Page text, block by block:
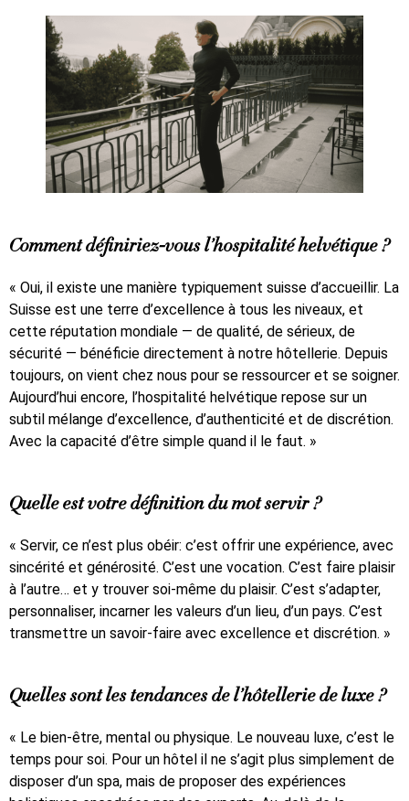
Comment définiriez-vous l’hospitalité helvétique ?
« Oui, il existe une manière typiquement suisse d’accueillir. La
Suisse est une terre d’excellence à tous les niveaux, et
cette réputation mondiale — de qualité, de sérieux, de
sécurité — bénéficie directement à notre hôtellerie. Depuis
toujours, on vient chez nous pour se ressourcer et se soigner.
Aujourd’hui encore, l’hospitalité helvétique repose sur un
subtil mélange d’excellence, d’authenticité et de discrétion.
Avec la capacité d’être simple quand il le faut. »
Quelle est votre définition du mot servir ?
« Servir, ce n’est plus obéir: c’est offrir une expérience, avec
sincérité et générosité. C’est une vocation. C’est faire plaisir
à l’autre… et y trouver soi-même du plaisir. C’est s’adapter,
personnaliser, incarner les valeurs d’un lieu, d’un pays. C’est
transmettre un savoir-faire avec excellence et discrétion. »
Quelles sont les tendances de l’hôtellerie de luxe ?
« Le bien-être, mental ou physique. Le nouveau luxe, c’est le
temps pour soi. Pour un hôtel il ne s’agit plus simplement de
disposer d’un spa, mais de proposer des expériences